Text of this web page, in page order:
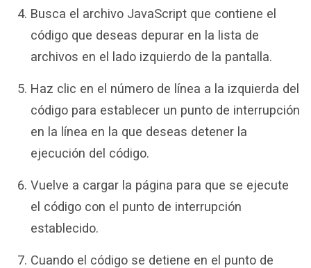
Busca el archivo JavaScript que contiene el
código que deseas depurar en la lista de
archivos en el lado izquierdo de la pantalla.
Haz clic en el número de línea a la izquierda del
código para establecer un punto de interrupción
en la línea en la que deseas detener la
ejecución del código.
Vuelve a cargar la página para que se ejecute
el código con el punto de interrupción
establecido.
Cuando el código se detiene en el punto de